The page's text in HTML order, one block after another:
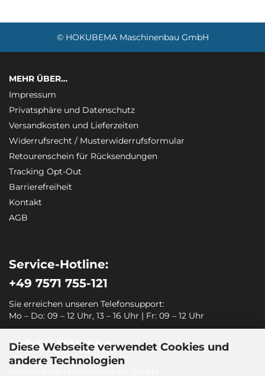
Diese Webseite verwendet Cookies und
andere Technologien
© HOKUBEMA Maschinenbau GmbH
MEHR ÜBER…
Impressum
Privatsphäre und Datenschutz
Versandkosten und Lieferzeiten
Widerrufsrecht / Musterwiderrufsformular
Retourenschein für Rücksendungen
Tracking Opt-Out
Barrierefreiheit
Kontakt
AGB
Service-Hotline:
+49 7571 755-121
Sie erreichen unseren Telefonsupport:
Mo – Do: 09 – 12 Uhr, 13 – 16 Uhr | Fr: 09 – 12 Uhr